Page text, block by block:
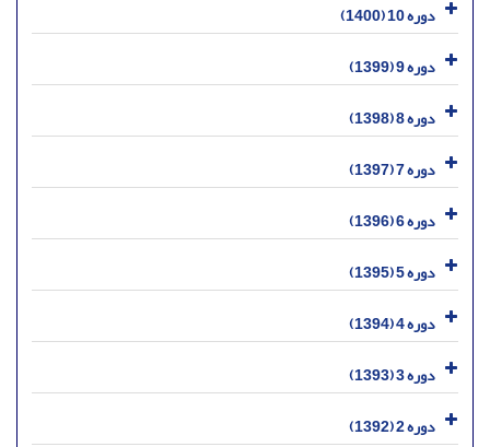
دوره 10 (1400)
دوره 9 (1399)
دوره 8 (1398)
دوره 7 (1397)
دوره 6 (1396)
دوره 5 (1395)
دوره 4 (1394)
دوره 3 (1393)
دوره 2 (1392)